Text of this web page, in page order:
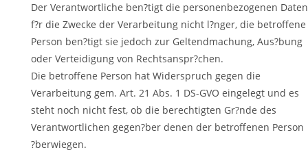
Der Verantwortliche ben?tigt die personenbezogenen Daten
f?r die Zwecke der Verarbeitung nicht l?nger, die betroffene
Person ben?tigt sie jedoch zur Geltendmachung, Aus?bung
oder Verteidigung von Rechtsanspr?chen.
Die betroffene Person hat Widerspruch gegen die
Verarbeitung gem. Art. 21 Abs. 1 DS-GVO eingelegt und es
steht noch nicht fest, ob die berechtigten Gr?nde des
Verantwortlichen gegen?ber denen der betroffenen Person
?berwiegen.